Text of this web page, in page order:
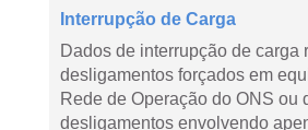
Interrupção de Carga
Dados de interrupção de carga
desligamentos forçados em
Rede de Operação do ONS ou
desligamentos envolvendo